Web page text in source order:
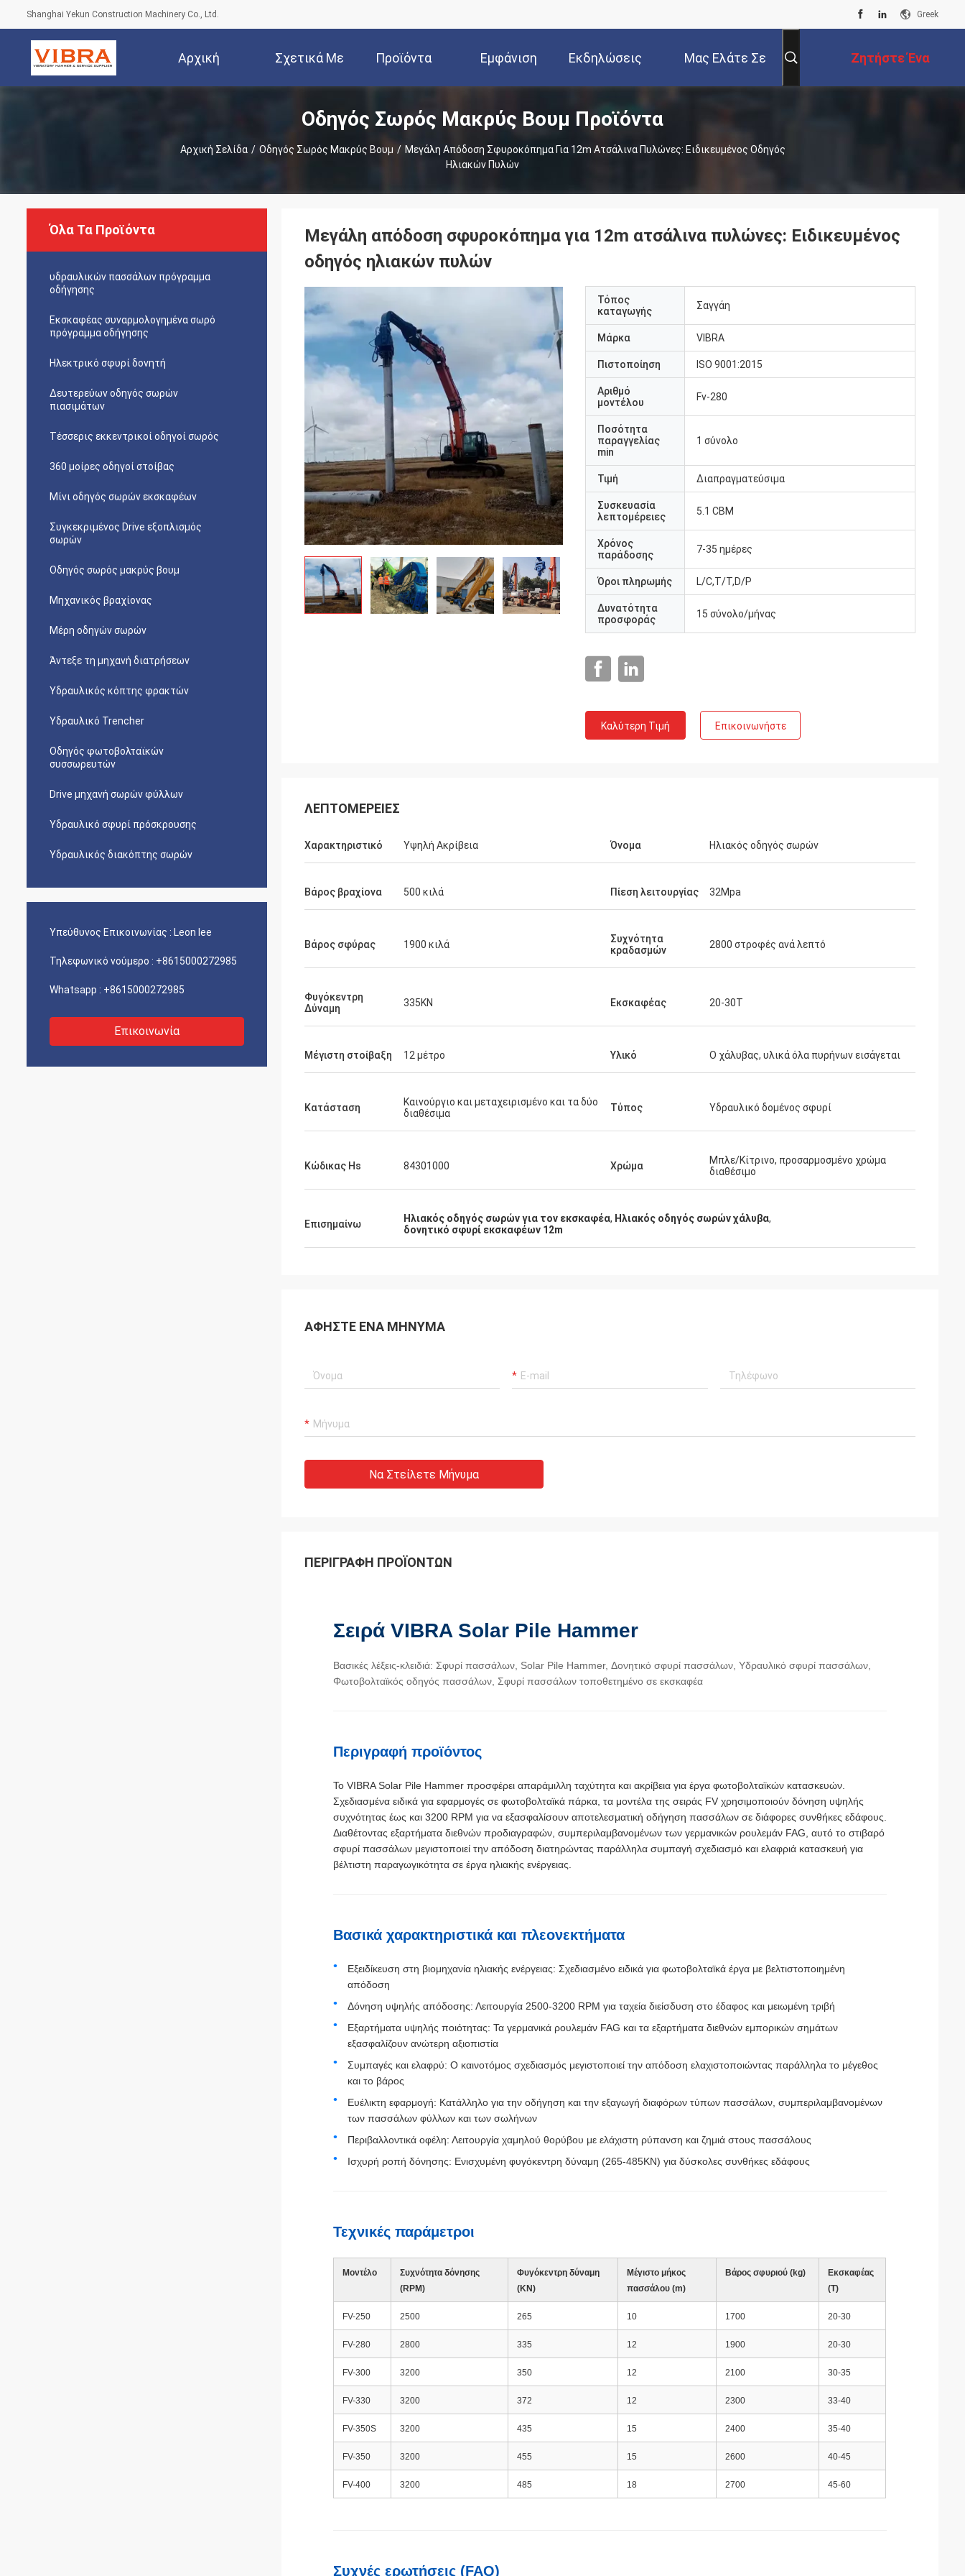
Shanghai Yekun Construction Machinery Co., Ltd. Greek
Αρχική Σχετικά Με
Εμάς
Προϊόντα Εμφάνιση
VR
Εκδηλώσεις Μας Ελάτε Σε Ζητήστε Ένα
Απόσπασμα
Οδηγός Σωρός Μακρύς Βουμ Προϊόντα
Αρχική Σελίδα / Οδηγός Σωρός Μακρύς Βουμ / Μεγάλη Απόδοση Σφυροκόπημα Για 12m Ατσάλινα Πυλώνες: Ειδικευμένος Οδηγός
Ηλιακών Πυλών
Όλα Τα Προϊόντα
υδραυλικών πασσάλων πρόγραμμα
οδήγησης
Εκσκαφέας συναρμολογημένα σωρό
πρόγραμμα οδήγησης
Ηλεκτρικό σφυρί δονητή
Δευτερεύων οδηγός σωρών
πιασιμάτων
Τέσσερις εκκεντρικοί οδηγοί σωρός
360 μοίρες οδηγοί στοίβας
Μίνι οδηγός σωρών εκσκαφέων
Συγκεκριμένος Drive εξοπλισμός
σωρών
Οδηγός σωρός μακρύς βουμ
Μηχανικός βραχίονας
Μέρη οδηγών σωρών
Άντεξε τη μηχανή διατρήσεων
Υδραυλικός κόπτης φρακτών
Υδραυλικό Trencher
Οδηγός φωτοβολταϊκών
συσσωρευτών
Drive μηχανή σωρών φύλλων
Υδραυλικό σφυρί πρόσκρουσης
Υδραυλικός διακόπτης σωρών
Υπεύθυνος Επικοινωνίας : Leon lee
Τηλεφωνικό νούμερο : +8615000272985
Whatsapp : +8615000272985
Επικοινωνία
Μεγάλη απόδοση σφυροκόπημα για 12m ατσάλινα πυλώνες: Ειδικευμένος
οδηγός ηλιακών πυλών
Τόπος
καταγωγής
Σαγγάη
Μάρκα VIBRA
Πιστοποίηση ISO 9001:2015
Αριθμό
μοντέλου
Fv-280
Ποσότητα
παραγγελίας
min
1 σύνολο
Τιμή Διαπραγματεύσιμα
Συσκευασία
λεπτομέρειες
5.1 CBM
Χρόνος
παράδοσης
7-35 ημέρες
Όροι πληρωμής L/C,T/T,D/P
Δυνατότητα
προσφοράς
15 σύνολο/μήνας
Καλύτερη Τιμή Επικοινωνήστε
ΛΕΠΤΟΜΈΡΕΙΕΣ
Χαρακτηριστικό Υψηλή Ακρίβεια Όνομα Ηλιακός οδηγός σωρών
Βάρος βραχίονα 500 κιλά Πίεση λειτουργίας 32Mpa
Βάρος σφύρας 1900 κιλά
Συχνότητα
κραδασμών
2800 στροφές ανά λεπτό
Φυγόκεντρη
Δύναμη
335KN Εκσκαφέας 20-30T
Μέγιστη στοίβαξη 12 μέτρο Υλικό Ο χάλυβας, υλικά όλα πυρήνων εισάγεται
Κατάσταση
Καινούργιο και μεταχειρισμένο και τα δύο
διαθέσιμα
Τύπος Υδραυλικό δομένος σφυρί
Κώδικας Hs 84301000 Χρώμα
Μπλε/Κίτρινο, προσαρμοσμένο χρώμα
διαθέσιμο
Επισημαίνω Ηλιακός οδηγός σωρών για τον εκσκαφέα, Ηλιακός οδηγός σωρών χάλυβα,
δονητικό σφυρί εκσκαφέων 12m
ΑΦΉΣΤΕ ΈΝΑ ΜΉΝΥΜΑ
Να Στείλετε Μήνυμα
ΠΕΡΙΓΡΑΦΉ ΠΡΟΪΌΝΤΩΝ
Σειρά VIBRA Solar Pile Hammer
Βασικές λέξεις-κλειδιά: Σφυρί πασσάλων, Solar Pile Hammer, Δονητικό σφυρί πασσάλων, Υδραυλικό σφυρί πασσάλων,
Φωτοβολταϊκός οδηγός πασσάλων, Σφυρί πασσάλων τοποθετημένο σε εκσκαφέα
Περιγραφή προϊόντος
Το VIBRA Solar Pile Hammer προσφέρει απαράμιλλη ταχύτητα και ακρίβεια για έργα φωτοβολταϊκών κατασκευών.
Σχεδιασμένα ειδικά για εφαρμογές σε φωτοβολταϊκά πάρκα, τα μοντέλα της σειράς FV χρησιμοποιούν δόνηση υψηλής
συχνότητας έως και 3200 RPM για να εξασφαλίσουν αποτελεσματική οδήγηση πασσάλων σε διάφορες συνθήκες εδάφους.
Διαθέτοντας εξαρτήματα διεθνών προδιαγραφών, συμπεριλαμβανομένων των γερμανικών ρουλεμάν FAG, αυτό το στιβαρό
σφυρί πασσάλων μεγιστοποιεί την απόδοση διατηρώντας παράλληλα συμπαγή σχεδιασμό και ελαφριά κατασκευή για
βέλτιστη παραγωγικότητα σε έργα ηλιακής ενέργειας.
Βασικά χαρακτηριστικά και πλεονεκτήματα
Εξειδίκευση στη βιομηχανία ηλιακής ενέργειας: Σχεδιασμένο ειδικά για φωτοβολταϊκά έργα με βελτιστοποιημένη
απόδοση
Δόνηση υψηλής απόδοσης: Λειτουργία 2500-3200 RPM για ταχεία διείσδυση στο έδαφος και μειωμένη τριβή
Εξαρτήματα υψηλής ποιότητας: Τα γερμανικά ρουλεμάν FAG και τα εξαρτήματα διεθνών εμπορικών σημάτων
εξασφαλίζουν ανώτερη αξιοπιστία
Συμπαγές και ελαφρύ: Ο καινοτόμος σχεδιασμός μεγιστοποιεί την απόδοση ελαχιστοποιώντας παράλληλα το μέγεθος
και το βάρος
Ευέλικτη εφαρμογή: Κατάλληλο για την οδήγηση και την εξαγωγή διαφόρων τύπων πασσάλων, συμπεριλαμβανομένων
των πασσάλων φύλλων και των σωλήνων
Περιβαλλοντικά οφέλη: Λειτουργία χαμηλού θορύβου με ελάχιστη ρύπανση και ζημιά στους πασσάλους
Ισχυρή ροπή δόνησης: Ενισχυμένη φυγόκεντρη δύναμη (265-485KN) για δύσκολες συνθήκες εδάφους
Τεχνικές παράμετροι
Μοντέλο
Συχνότητα δόνησης
(RPM)
Φυγόκεντρη δύναμη
(KN)
Μέγιστο μήκος
πασσάλου (m)
Βάρος σφυριού (kg)
Εκσκαφέας
(T)
FV-250 2500 265 10 1700 20-30
FV-280 2800 335 12 1900 20-30
FV-300 3200 350 12 2100 30-35
FV-330 3200 372 12 2300 33-40
FV-350S 3200 435 15 2400 35-40
FV-350 3200 455 15 2600 40-45
FV-400 3200 485 18 2700 45-60
Συχνές ερωτήσεις (FAQ)